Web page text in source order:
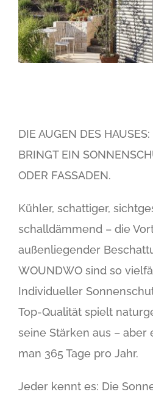
DIE AUGEN DES
BRINGT EIN
ODER FASSADEN.
Kühler, schattiger,
schalldämmend – die
außenliegender
WOUNDWO sind so
Individueller
Top-Qualität spielt
seine Stärken aus –
man 365 Tage pro Jahr.
Jeder kennt es: Die